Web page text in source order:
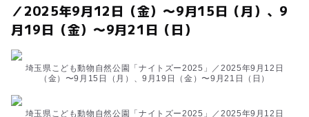
／2025年9月12日（金）〜9月15日（月）、9
月19日（金）〜9月21日（日）
埼玉県こども動物自然公園「ナイトズー2025」／2025年9月12日
（金）〜9月15日（月）、9月19日（金）〜9月21日（日）
埼玉県こども動物自然公園「ナイトズー2025」／2025年9月12日